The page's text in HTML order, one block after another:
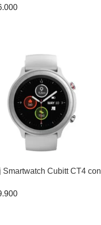
Smartwatch Cubitt CT4 con